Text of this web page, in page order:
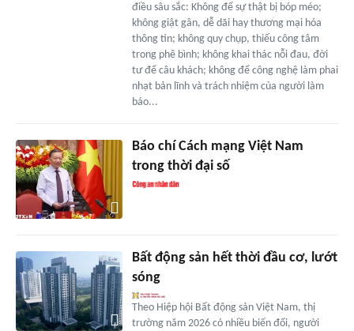
điều sâu sắc: Không để sự thật bị bóp méo;
không giật gân, dễ dãi hay thương mại hóa
thông tin; không quy chụp, thiếu công tâm
trong phê bình; không khai thác nỗi đau, đời
tư để câu khách; không để công nghệ làm phai
nhạt bản lĩnh và trách nhiệm của người làm
báo...
Báo chí Cách mạng Việt Nam
trong thời đại số
Bất động sản hết thời đầu cơ, lướt
sóng
Theo Hiệp hội Bất động sản Việt Nam, thị
trường năm 2026 có nhiều biến đổi, người